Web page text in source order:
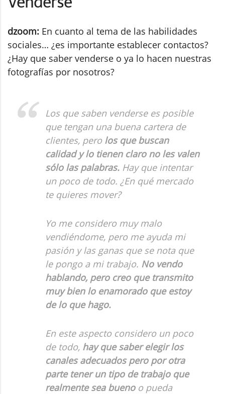
dzoom: En cuanto al tema de las habilidades
sociales… ¿es importante establecer contactos?
¿Hay que saber venderse o ya lo hacen nuestras
fotografías por nosotros?
Los que saben venderse es posible
que tengan una buena cartera de
clientes, perolos que buscan
calidad y lo tienen claro no les valen
sólo las palabras. Hay que intentar
un poco de todo. ¿En qué mercado
te quieres mover?
Yo me considero muy malo
vendiéndome, pero me ayuda mi
pasión y las ganas que se nota que
le pongo a mi trabajo. No vendo
hablando, pero creo que transmito
muy bien lo enamorado que estoy
de lo que hago.
En este aspecto considero un poco
de todo, hay que saber elegir los
canales adecuados pero por otra
parte tener un tipo de trabajo que
realmente sea buenoo pueda